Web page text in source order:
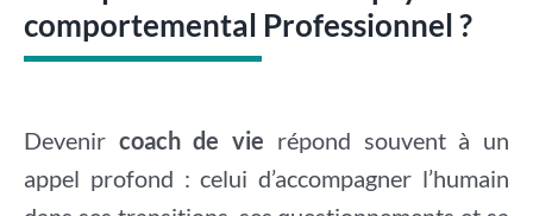
comportemental Professionnel ?
Devenir coach de vie répond souvent à un
appel profond : celui d’accompagner l’humain